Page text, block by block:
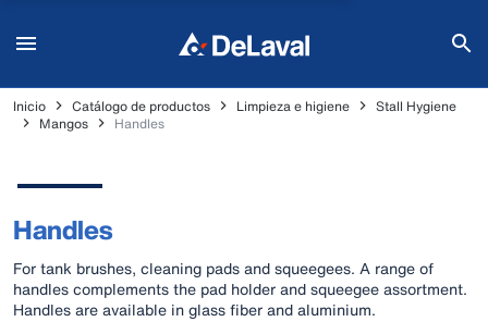
Inicio Catálogo de productos Limpieza e higiene
Stall Hygiene
Mangos
Handles
Handles
For tank brushes, cleaning pads and squeegees. A range of
handles complements the pad holder and squeegee assortment.
Handles are available in glass fiber and aluminium.